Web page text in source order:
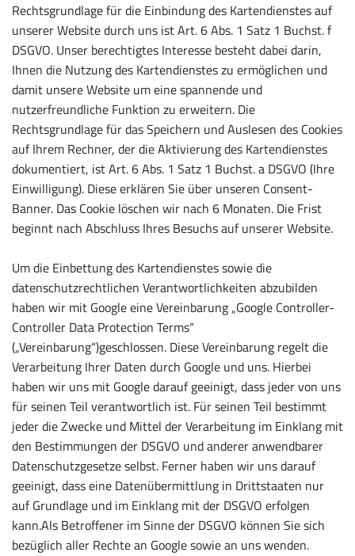
Rechtsgrundlage für die Einbindung des Kartendienstes auf
unserer Website durch uns ist Art. 6 Abs. 1 Satz 1 Buchst. f
DSGVO. Unser berechtigtes Interesse besteht dabei darin,
Ihnen die Nutzung des Kartendienstes zu ermöglichen und
damit unsere Website um eine spannende und
nutzerfreundliche Funktion zu erweitern. Die
Rechtsgrundlage für das Speichern und Auslesen des Cookies
auf Ihrem Rechner, der die Aktivierung des Kartendienstes
dokumentiert, ist Art. 6 Abs. 1 Satz 1 Buchst. a DSGVO (Ihre
Einwilligung). Diese erklären Sie über unseren Consent-
Banner. Das Cookie löschen wir nach 6 Monaten. Die Frist
beginnt nach Abschluss Ihres Besuchs auf unserer Website.
Um die Einbettung des Kartendienstes sowie die
datenschutzrechtlichen Verantwortlichkeiten abzubilden
haben wir mit Google eine Vereinbarung „Google Controller-
Controller Data Protection Terms“
(„Vereinbarung“)geschlossen. Diese Vereinbarung regelt die
Verarbeitung Ihrer Daten durch Google und uns. Hierbei
haben wir uns mit Google darauf geeinigt, dass jeder von uns
für seinen Teil verantwortlich ist. Für seinen Teil bestimmt
jeder die Zwecke und Mittel der Verarbeitung im Einklang mit
den Bestimmungen der DSGVO und anderer anwendbarer
Datenschutzgesetze selbst. Ferner haben wir uns darauf
geeinigt, dass eine Datenübermittlung in Drittstaaten nur
auf Grundlage und im Einklang mit der DSGVO erfolgen
kann.Als Betroffener im Sinne der DSGVO können Sie sich
bezüglich aller Rechte an Google sowie an uns wenden.